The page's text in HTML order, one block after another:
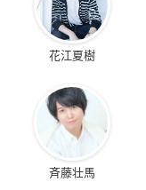
花江夏樹
斉藤壮馬